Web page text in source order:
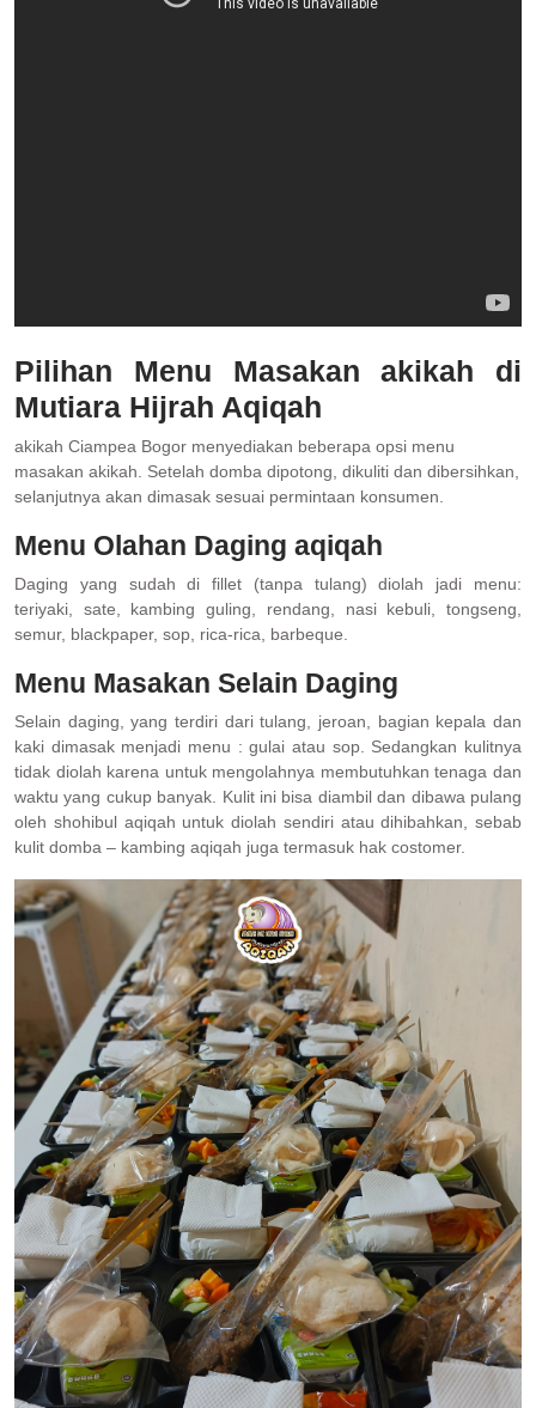
Pilihan Menu Masakan akikah di
Mutiara Hijrah Aqiqah
akikah Ciampea Bogor menyediakan beberapa opsi menu
masakan akikah. Setelah domba dipotong, dikuliti dan dibersihkan,
selanjutnya akan dimasak sesuai permintaan konsumen.
Menu Olahan Daging aqiqah
Daging yang sudah di fillet (tanpa tulang) diolah jadi menu:
teriyaki, sate, kambing guling, rendang, nasi kebuli, tongseng,
semur, blackpaper, sop, rica-rica, barbeque.
Menu Masakan Selain Daging
Selain daging, yang terdiri dari tulang, jeroan, bagian kepala dan
kaki dimasak menjadi menu : gulai atau sop. Sedangkan kulitnya
tidak diolah karena untuk mengolahnya membutuhkan tenaga dan
waktu yang cukup banyak. Kulit ini bisa diambil dan dibawa pulang
oleh shohibul aqiqah untuk diolah sendiri atau dihibahkan, sebab
kulit domba – kambing aqiqah juga termasuk hak costomer.